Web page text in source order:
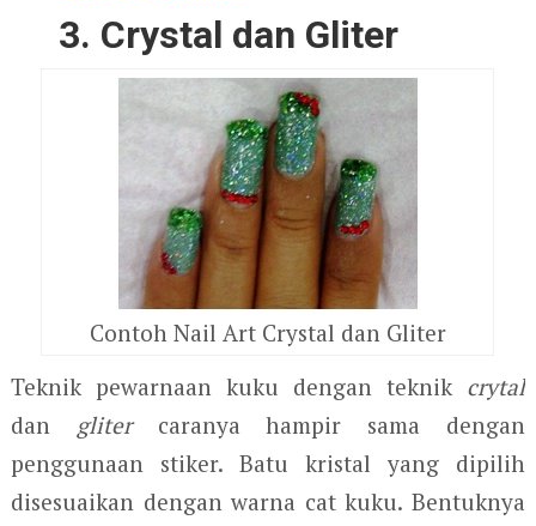
3. Crystal dan Gliter
Contoh Nail Art Crystal dan Gliter
Teknik pewarnaan kuku dengan teknik crytal
dan glitercaranya hampir sama dengan
penggunaan stiker. Batu kristal yang dipilih
disesuaikan dengan warna cat kuku. Bentuknya